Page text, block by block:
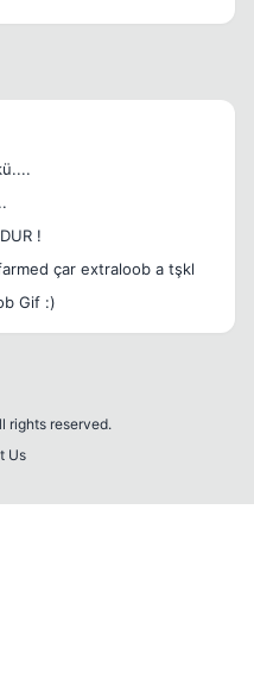
!
çar extraloob a tşkl
Gif :)
rights reserved.
Us